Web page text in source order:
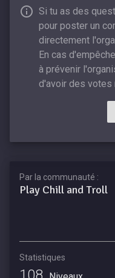
Si tu as des
pour poster un
directement
En cas
à prévenir
d'avoir des votes
Par la communauté :
Play Chill and Troll
Statistiques